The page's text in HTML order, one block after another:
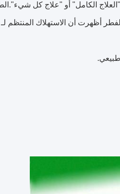
"العلاج الكامل" أو "علاج كل
أظهرت أن الاستهلاك المنتظم